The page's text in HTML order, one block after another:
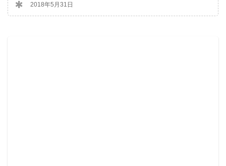
2018年5月31日